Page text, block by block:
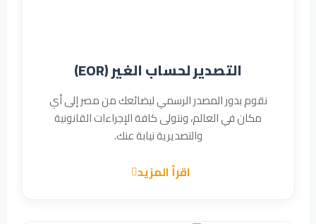
التصدير لحساب الغير (EOR)
نقوم بدور المصدر الرسمي لبضائعك من مصر إلى أي
مكان في العالم، ونتولى كافة الإجراءات القانونية
والتصديرية نيابة عنك.
اقرأ المزيد